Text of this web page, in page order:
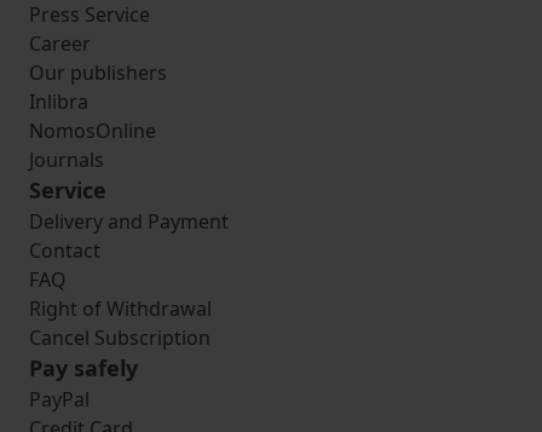
Press Service
Career
Our publishers
Inlibra
NomosOnline
Journals
Service
Delivery and Payment
Contact
FAQ
Right of Withdrawal
Cancel Subscription
Pay safely
PayPal